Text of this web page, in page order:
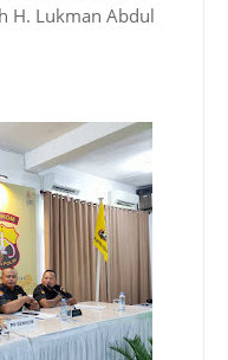
H. Lukman Abdul